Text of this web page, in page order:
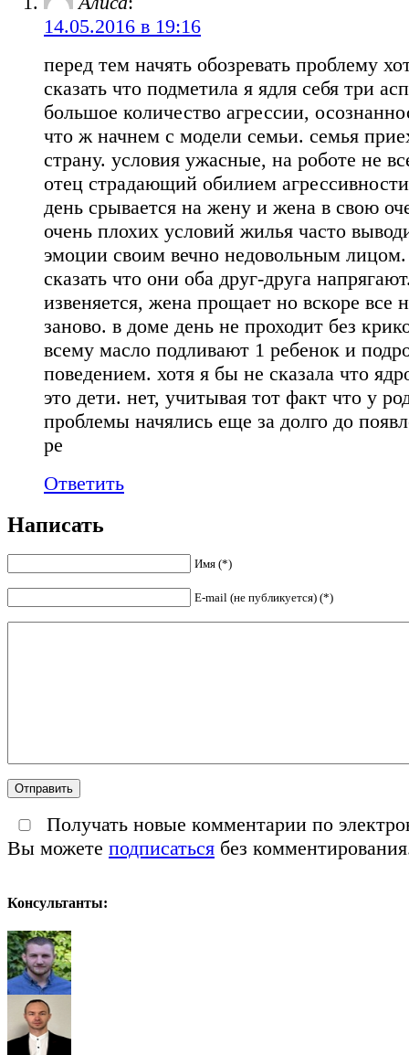
14.05.2016 в 19:16
перед тем начять обозревать проблему
сказать что подметила я ядля себя три
большое количество агрессии,
что ж начнем с модели семьи. семья
страну. условия ужасные, на роботе не
отец страдающий обилием
день срывается на жену и жена в свою
очень плохих условий жилья часто
эмоции своим вечно недовольным
сказать что они оба друг-друга
извеняется, жена прощает но вскоре все
заново. в доме день не проходит без
всему масло подливают 1 ребенок и
поведением. хотя я бы не сказала что
это дети. нет, учитывая тот факт что у
проблемы начялись еще за долго до
ре
Ответить
Написать
Имя (*)
E-mail (не публикуется) (*)
Получать новые комментарии по
Вы можете подписаться без
Консультанты: